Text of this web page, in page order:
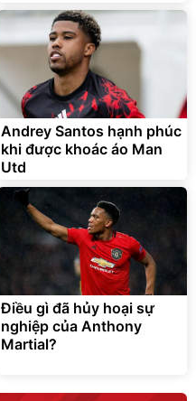
Andrey Santos hạnh phúc
khi được khoác áo Man
Utd
Điều gì đã hủy hoại sự
nghiệp của Anthony
Martial?